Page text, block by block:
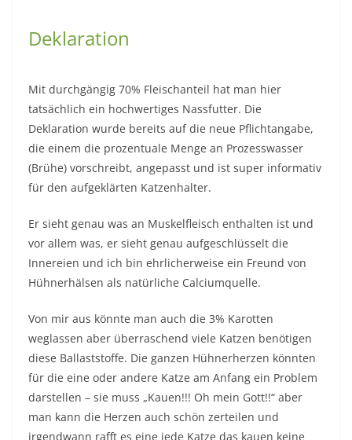
Deklaration
Mit durchgängig 70% Fleischanteil hat man hier
tatsächlich ein hochwertiges Nassfutter. Die
Deklaration wurde bereits auf die neue Pflichtangabe,
die einem die prozentuale Menge an Prozesswasser
(Brühe) vorschreibt, angepasst und ist super informativ
für den aufgeklärten Katzenhalter.
Er sieht genau was an Muskelfleisch enthalten ist und
vor allem was, er sieht genau aufgeschlüsselt die
Innereien und ich bin ehrlicherweise ein Freund von
Hühnerhälsen als natürliche Calciumquelle.
Von mir aus könnte man auch die 3% Karotten
weglassen aber überraschend viele Katzen benötigen
diese Ballaststoffe. Die ganzen Hühnerherzen könnten
für die eine oder andere Katze am Anfang ein Problem
darstellen – sie muss „Kauen!!! Oh mein Gott!!“ aber
man kann die Herzen auch schön zerteilen und
irgendwann rafft es eine jede Katze das kauen keine